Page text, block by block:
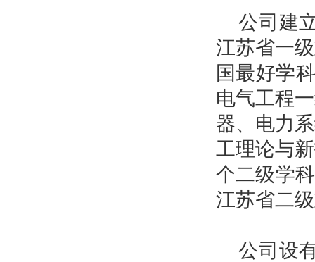
公司建
江苏省一
国最好学
电气工程
器、电力
工理论与
个二级学
江苏省二
公司设